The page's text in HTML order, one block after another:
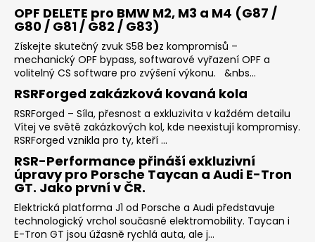
OPF DELETE pro BMW M2, M3 a M4 (G87 /
G80 / G81 / G82 / G83)
Získejte skutečný zvuk S58 bez kompromisů –
mechanický OPF bypass, softwarové vyřazení OPF a
volitelný CS software pro zvýšení výkonu. &nbs...
RSRForged zakázková kovaná kola
RSRForged – Síla, přesnost a exkluzivita v každém detailu
Vítej ve světě zakázkových kol, kde neexistují kompromisy.
RSRForged vznikla pro ty, kteří ...
RSR-Performance přináší exkluzivní
úpravy pro Porsche Taycan a Audi E-Tron
GT. Jako první v ČR.
Elektrická platforma J1 od Porsche a Audi představuje
technologický vrchol současné elektromobility. Taycan i
E-Tron GT jsou úžasně rychlá auta, ale j...